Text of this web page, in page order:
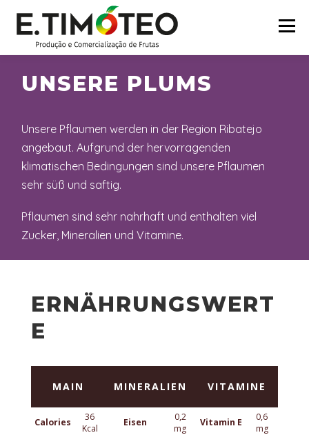
springen
Menü
START ÜBER UNS ZERTIFIZIERUNGEN
MARKEN PARTNER PRODUKTE KONTAKT
UNSERE PLUMS
Unsere Pflaumen werden in der Region Ribatejo
angebaut. Aufgrund der hervorragenden
klimatischen Bedingungen sind unsere Pflaumen
sehr süß und saftig.
Pflaumen sind sehr nahrhaft und enthalten viel
Zucker, Mineralien und Vitamine.
ERNÄHRUNGSWERT
E
MAIN MINERALIEN VITAMINE
Calories
36
Kcal
Eisen
0,2
mg
Vitamin E
0,6
mg